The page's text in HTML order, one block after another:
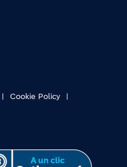
Cookie Policy